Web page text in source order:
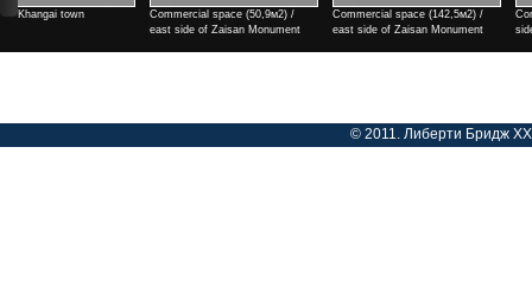
Commercial space (142,5м2) /
east side of Zaisan Monument
Commercial space (182м2) / east
side of Zaisan Monument
2 rooms / north side of Tengis
cinema
© 2011. Либерти Бридж